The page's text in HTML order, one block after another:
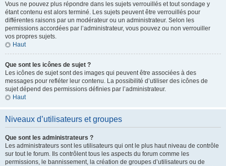
Vous ne pouvez plus répondre dans les sujets verrouillés et tout sondage y
étant contenu est alors terminé. Les sujets peuvent être verrouillés pour
différentes raisons par un modérateur ou un administrateur. Selon les
permissions accordées par l’administrateur, vous pouvez ou non verrouiller
vos propres sujets.
Haut
Que sont les icônes de sujet ?
Les icônes de sujet sont des images qui peuvent être associées à des
messages pour refléter leur contenu. La possibilité d’utiliser des icônes de
sujet dépend des permissions définies par l’administrateur.
Haut
Niveaux d’utilisateurs et groupes
Que sont les administrateurs ?
Les administrateurs sont les utilisateurs qui ont le plus haut niveau de contrôle
sur tout le forum. Ils contrôlent tous les aspects du forum comme les
permissions, le bannissement, la création de groupes d’utilisateurs ou de